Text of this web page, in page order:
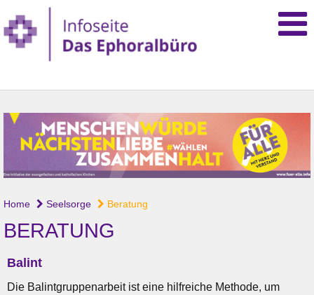
Home Seelsorge Beratung
BERATUNG
Balint
Die Balintgruppenarbeit ist eine hilfreiche Methode, um